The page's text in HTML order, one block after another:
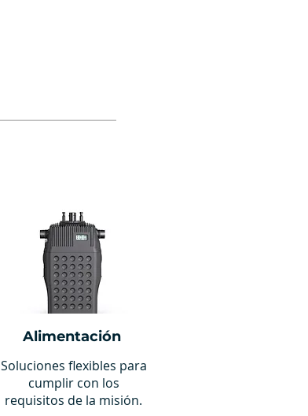
Alimentación
Soluciones flexibles para
cumplir con los
requisitos de la misión.